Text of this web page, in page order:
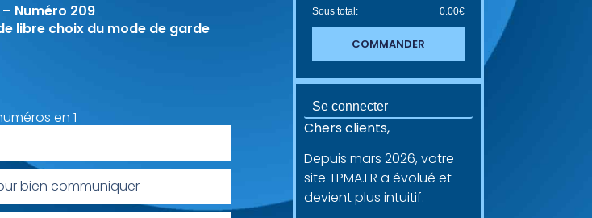
Numéro 209
libre choix du mode de garde
en 1
bien communiquer
Sous total: 0.00€
COMMANDER
Se connecter
Chers clients,
Depuis mars 2026, votre
site TPMA.FR a évolué et
devient plus intuitif.